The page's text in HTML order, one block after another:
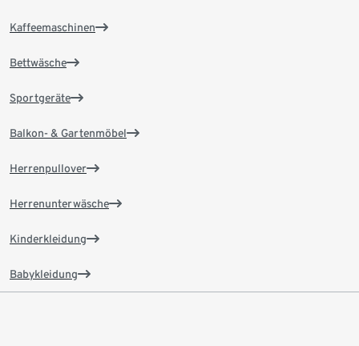
Kaffeemaschinen
Bettwäsche
Sportgeräte
Balkon- & Gartenmöbel
Herrenpullover
Herrenunterwäsche
Kinderkleidung
Babykleidung